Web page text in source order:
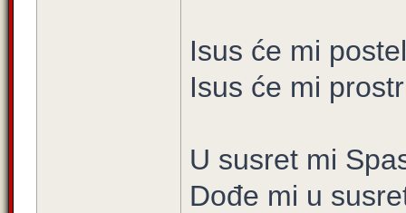
Isus će mi
Isus će mi
U susret mi
Dođe mi u